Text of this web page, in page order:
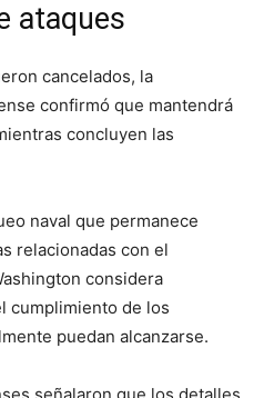
ataques
cancelados, la
confirmó que mantendrá
concluyen las
naval que permanece
relacionadas con el
considera
cumplimiento de los
puedan alcanzarse.